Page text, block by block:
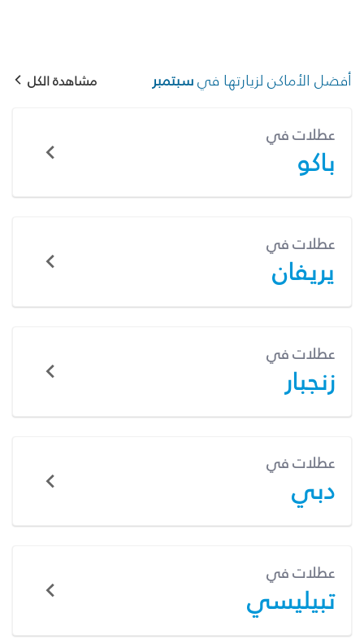
أفضل الأماكن لزيارتها فيسبتمبر مشاهدة الكل
عطلات في
باكو
عطلات في
يريفان
عطلات في
زنجبار
عطلات في
دبي
عطلات في
تبيليسي